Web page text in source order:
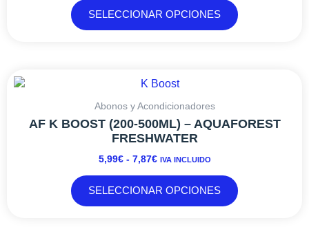
SELECCIONAR OPCIONES
pueden
Abonos y Acondicionadores
AF K BOOST (200-500ML) – AQUAFOREST
FRESHWATER
5,99€ - 7,87€
DE
PRECIOS:
DESDE
5,99€
7,87€
IVA INCLUIDO
SELECCIONAR OPCIONES
múltiples
pueden